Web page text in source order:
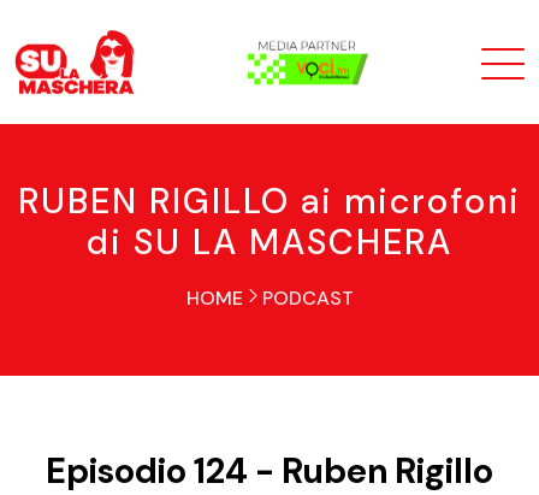
RUBEN RIGILLO ai microfoni
di SU LA MASCHERA
HOME PODCAST
Episodio 124 - Ruben Rigillo